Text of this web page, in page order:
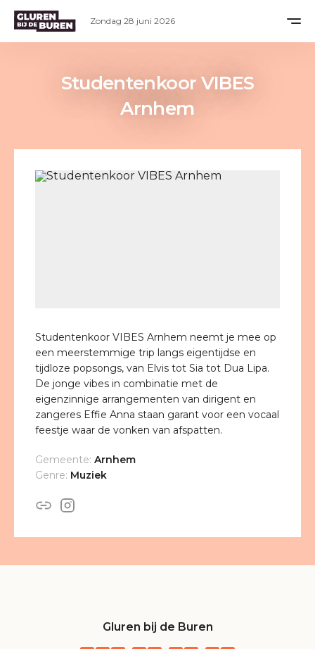
Studentenkoor VIBES
Arnhem
Studentenkoor VIBES Arnhem neemt je mee op
een meerstemmige trip langs eigentijdse en
tijdloze popsongs, van Elvis tot Sia tot Dua Lipa.
De jonge vibes in combinatie met de
eigenzinnige arrangementen van dirigent en
zangeres Effie Anna staan garant voor een vocaal
feestje waar de vonken van afspatten.
Gemeente: Arnhem
Genre: Muziek
Gluren bij de Buren
Zondag 28 juni 2026